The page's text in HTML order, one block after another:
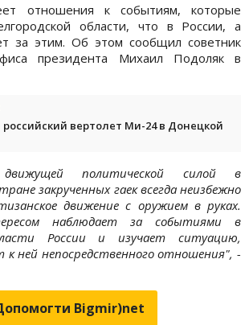
отношения к событиям, которые
области, что в России, а
за этим. Об этом сообщил советник
президента Михаил Подоляк в
вертолет Ми-24 в Донецкой
движущей политической силой в
закрученных гаек всегда неизбежно
движение с оружием в руках.
наблюдает за событиями в
России и изучает ситуацию,
к ней непосредственного отношения", -
Bigmir)net